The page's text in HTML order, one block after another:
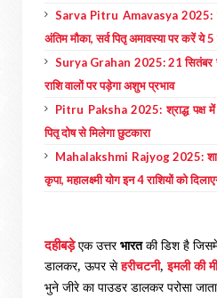
Sarva Pitru Amavasya 2025:
अंतिम मौका, सर्व पितृ अमावस्या पर करें ये
Surya Grahan 2025: 21 सितंबर
राशि वालों पर पड़ेगा अशुभ प्रभाव
Pitru Paksha 2025: श्राद्ध पक्ष में
पितृ दोष से मिलेगा छुटकारा
Mahalakshmi Rajyog 2025:
कृपा, महालक्ष्मी योग इन 4 राशियों को
दहीबड़ेएक उत्तरभारतकी डिश है
डालकर, ऊपर सेहरीचटनी,इमली की
भुने जीरे का पाउडर डालकर परोसा